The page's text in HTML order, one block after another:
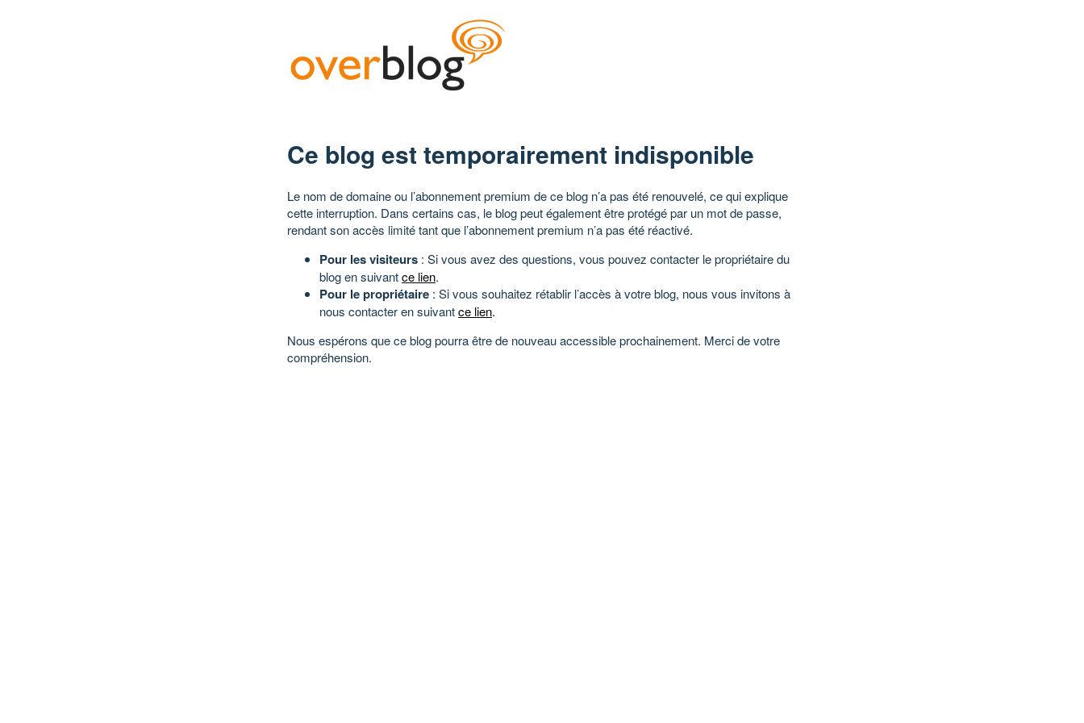
Ce blog est temporairement indisponible
Le nom de domaine ou l’abonnement premium de ce blog n’a pas été renouvelé, ce qui explique
cette interruption. Dans certains cas, le blog peut également être protégé par un mot de passe,
rendant son accès limité tant que l’abonnement premium n’a pas été réactivé.
Pour les visiteurs : Si vous avez des questions, vous pouvez contacter le propriétaire du
blog en suivantce lien.
Pour le propriétaire : Si vous souhaitez rétablir l’accès à votre blog, nous vous invitons à
nous contacter en suivantce lien.
Nous espérons que ce blog pourra être de nouveau accessible prochainement. Merci de votre
compréhension.